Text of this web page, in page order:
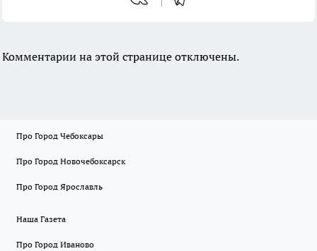
Комментарии на этой странице отключены.
Про Город Чебоксары
Про Город Новочебоксарск
Про Город Ярославль
Наша Газета
Про Город Иваново